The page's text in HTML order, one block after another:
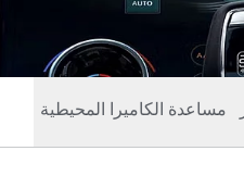
مساعدة الكاميرا المحيطية